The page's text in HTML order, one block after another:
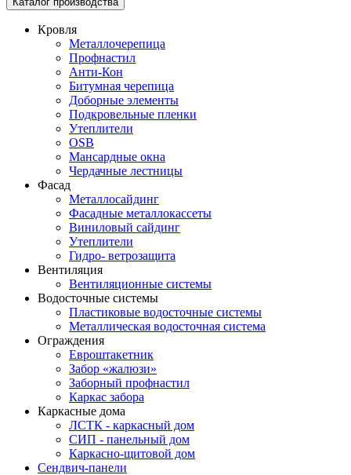
navigation
Кровля
Металлочерепица
Профнастил
Анти-Кон
Битумная черепица
Доборные элементы
Подкровельные пленки
Утеплители
OSB
Мансардные окна
Чердачные лестницы
Фасад
Металлосайдинг
Фасадные металлокассеты
Виниловый сайдинг
Утеплители
Гидро- ветрозащита
Вентиляция
Вентиляционные системы
Водосточные системы
Пластиковые водосточные системы
Металлическая водосточная система
Ограждения
Евроштакетник
Забор «жалюзи»
Заборный профнастил
Каркас забора
Каркасные дома
ЛСТК - каркасный дом
СИП - панельный дом
Каркасно-щитовой дом
Сендвич-панели